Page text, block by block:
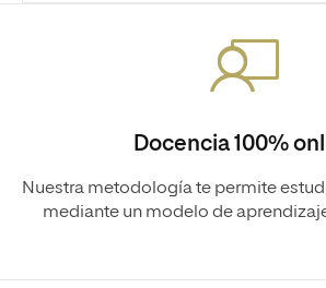
Docencia 100%
Nuestra metodología te permite
mediante un modelo de